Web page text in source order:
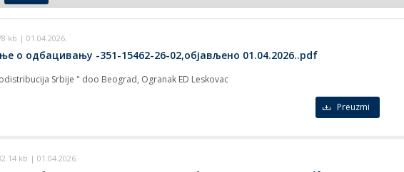
kb | 01.04.2026.
о одбацивању -351-15462-26-02,објављено 01.04.2026..pdf
Srbije " doo Beograd, Ogranak ED Leskovac
Preuzmi
kb | 01.04.2026.